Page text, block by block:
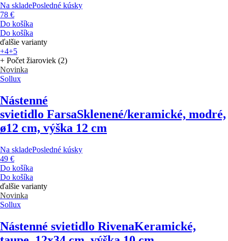
Na skladePosledné kúsky
78 €
Do košíka
Do košíka
ďalšie varianty
+4+5
+ Počet žiaroviek (2)
Novinka
Sollux
Nástenné
svietidlo FarsaSklenené/keramické, modré,
ø12 cm, výška 12 cm
Na skladePosledné kúsky
49 €
Do košíka
Do košíka
ďalšie varianty
Novinka
Sollux
Nástenné svietidlo RivenaKeramické,